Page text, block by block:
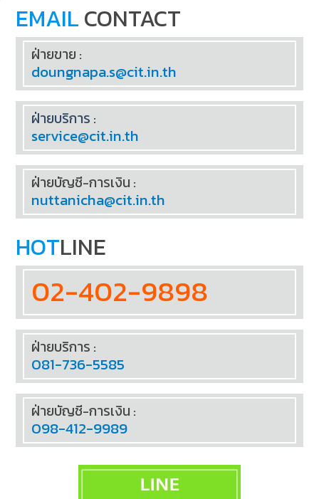
EMAILCONTACT
ฝ่ายขาย :
doungnapa.s@cit.in.th
ฝ่ายบริการ :
service@cit.in.th
ฝ่ายบัญชี-การเงิน :
nuttanicha@cit.in.th
HOTLINE
02-402-9898
ฝ่ายบริการ :
081-736-5585
ฝ่ายบัญชี-การเงิน :
098-412-9989